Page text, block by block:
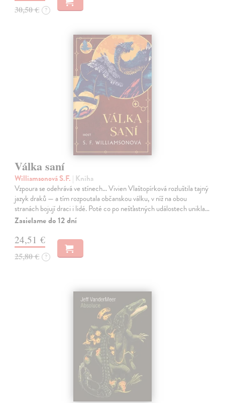
30,50 € ?
Válka saní
Williamsonová S.F. | Kniha
Vzpoura se odehrává ve stínech… Vivien Vlaštopírková rozluštila tajný
jazyk draků — a tím rozpoutala občanskou válku, v níž na obou
stranách bojují draci i lidé. Poté co po nešťastných událostech unikla…
Zasielame do 12 dní
24,51 €
25,80 € ?